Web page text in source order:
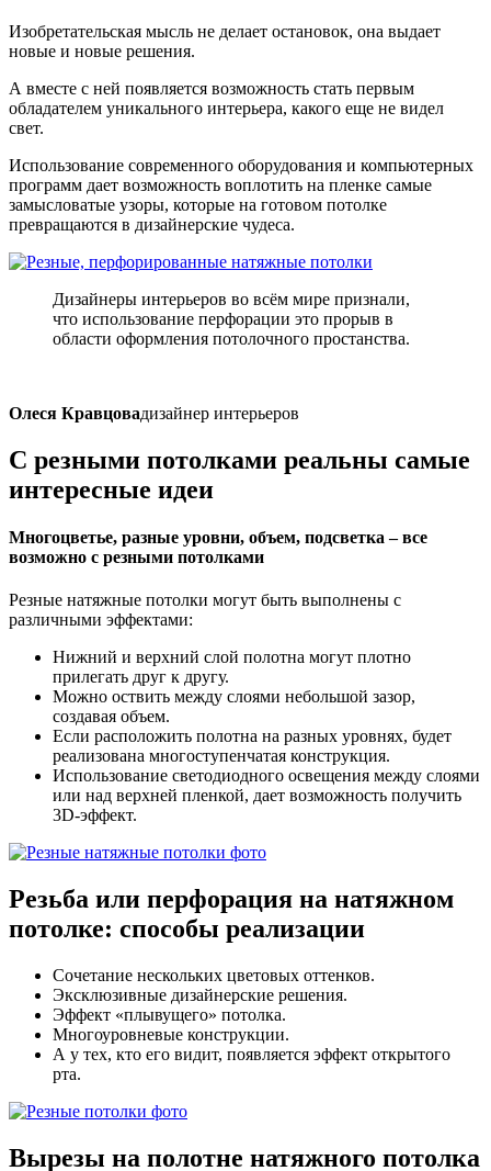
Изобретательская мысль не делает остановок, она выдает
новые и новые решения.
А вместе с ней появляется возможность стать первым
обладателем уникального интерьера, какого еще не видел
свет.
Использование современного оборудования и компьютерных
программ дает возможность воплотить на пленке самые
замысловатые узоры, которые на готовом потолке
превращаются в дизайнерские чудеса.
Дизайнеры интерьеров во всём мире признали,
что использование перфорации это прорыв в
области оформления потолочного простанства.
Олеся Кравцовадизайнер интерьеров
С резными потолками реальны самые
интересные идеи
Многоцветье, разные уровни, объем, подсветка – все
возможно с резными потолками
Резные натяжные потолки могут быть выполнены с
различными эффектами:
Нижний и верхний слой полотна могут плотно
прилегать друг к другу.
Можно оствить между слоями небольшой зазор,
создавая объем.
Если расположить полотна на разных уровнях, будет
реализована многоступенчатая конструкция.
Использование светодиодного освещения между слоями
или над верхней пленкой, дает возможность получить
3D-эффект.
Резьба или перфорация на натяжном
потолке: способы реализации
Сочетание нескольких цветовых оттенков.
Эксклюзивные дизайнерские решения.
Эффект «плывущего» потолка.
Многоуровневые конструкции.
А у тех, кто его видит, появляется эффект открытого
рта.
Вырезы на полотне натяжного потолка